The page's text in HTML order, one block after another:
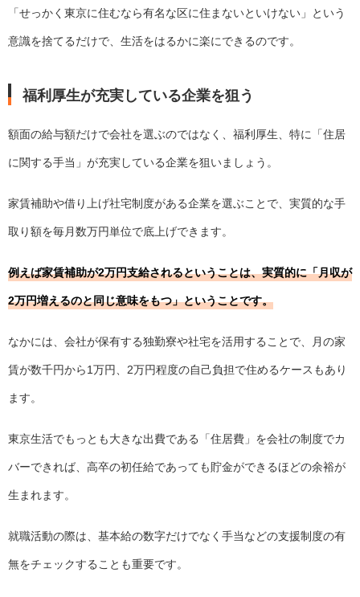
「せっかく東京に住むなら有名な区に住まないといけない」という
意識を捨てるだけで、生活をはるかに楽にできるのです。
福利厚生が充実している企業を狙う
額面の給与額だけで会社を選ぶのではなく、福利厚生、特に「住居
に関する手当」が充実している企業を狙いましょう。
家賃補助や借り上げ社宅制度がある企業を選ぶことで、実質的な手
取り額を毎月数万円単位で底上げできます。
例えば家賃補助が2万円支給されるということは、実質的に「月収が
2万円増えるのと同じ意味をもつ」ということです。
なかには、会社が保有する独勤寮や社宅を活用することで、月の家
賃が数千円から1万円、2万円程度の自己負担で住めるケースもあり
ます。
東京生活でもっとも大きな出費である「住居費」を会社の制度でカ
バーできれば、高卒の初任給であっても貯金ができるほどの余裕が
生まれます。
就職活動の際は、基本給の数字だけでなく手当などの支援制度の有
無をチェックすることも重要です。